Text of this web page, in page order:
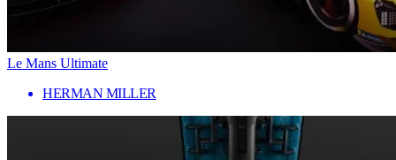
Le Mans Ultimate
HERMAN MILLER